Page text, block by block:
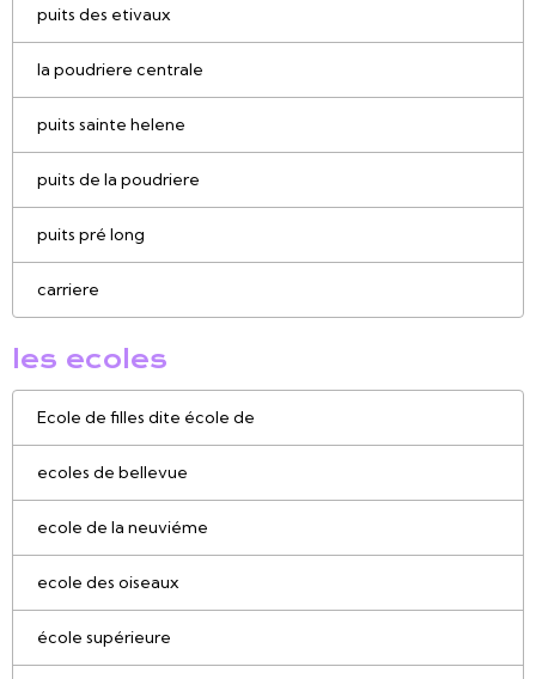
puits des etivaux
la poudriere centrale
puits sainte helene
puits de la poudriere
puits pré long
carriere
les ecoles
Ecole de filles dite école de
ecoles de bellevue
ecole de la neuviéme
ecole des oiseaux
école supérieure